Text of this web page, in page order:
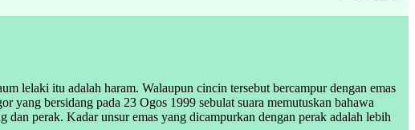
lelaki itu adalah haram. Walaupun cincin tersebut bercampur dengan emas
bersidang pada 23 Ogos 1999 sebulat suara memutuskan bahawa
perak. Kadar unsur emas yang dicampurkan dengan perak adalah lebih